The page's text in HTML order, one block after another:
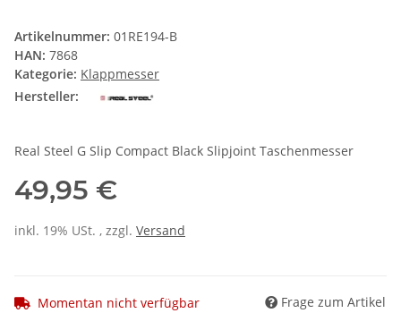
Artikelnummer: 01RE194-B
HAN: 7868
Kategorie: Klappmesser
Hersteller:
Real Steel G Slip Compact Black Slipjoint Taschenmesser
49,95 €
inkl. 19% USt. , zzgl. Versand
Momentan nicht verfügbar Frage zum Artikel